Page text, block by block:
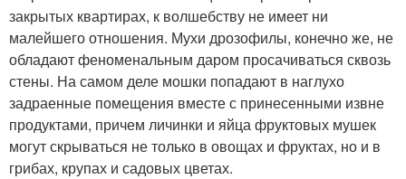
закрытых квартирах, к волшебству не имеет ни
малейшего отношения. Мухи дрозофилы, конечно же, не
обладают феноменальным даром просачиваться сквозь
стены. На самом деле мошки попадают в наглухо
задраенные помещения вместе с принесенными извне
продуктами, причем личинки и яйца фруктовых мушек
могут скрываться не только в овощах и фруктах, но и в
грибах, крупах и садовых цветах.